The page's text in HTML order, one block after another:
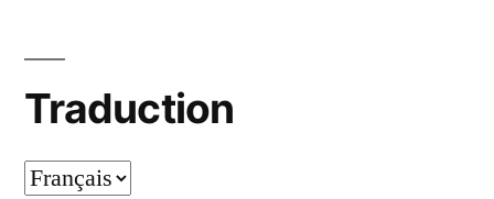
Traduction
Traduction